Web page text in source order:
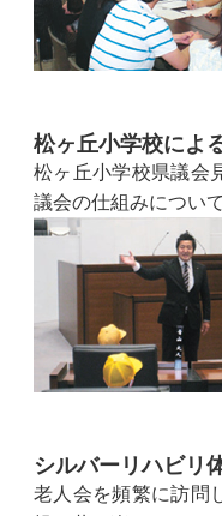
松ヶ丘小学校によ
松ヶ丘小学校県議会
議会の仕組みについ
シルバーリハビリ
老人会を頻繁に訪問